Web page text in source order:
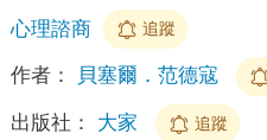
心理諮商
追蹤
作者： 貝塞爾．范德寇
出版社： 大家 追蹤